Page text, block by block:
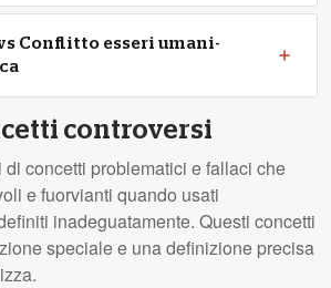
Conflitto esseri umani-
controversi
concetti problematici e fallaci che
e fuorvianti quando usati
inadeguatamente. Questi concetti
speciale e una definizione precisa